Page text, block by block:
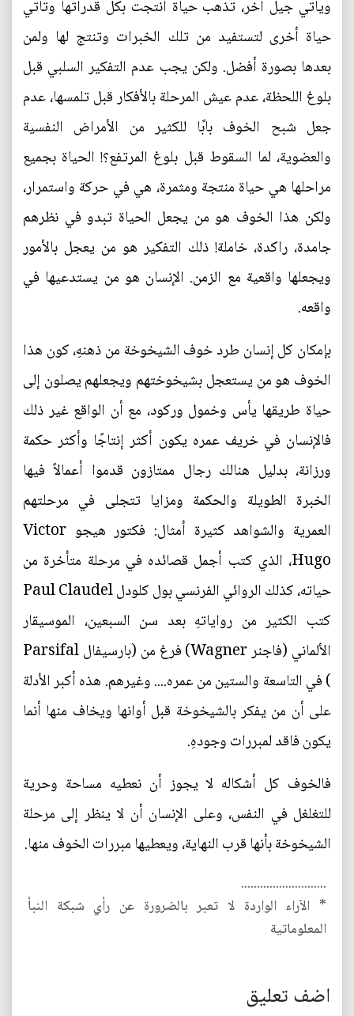
ويأتي جيل آخر، تذهب حياة أنتجت بكل قدراتها وتأتي
حياة أخرى لتستفيد من تلك الخبرات وتنتج لها ولمن
بعدها بصورة أفضل. ولكن يجب عدم التفكير السلبي قبل
بلوغ اللحظة، عدم عيش المرحلة بالأفكار قبل تلمسها، عدم
جعل شبح الخوف بابًا للكثير من الأمراض النفسية
والعضوية، لما السقوط قبل بلوغ المرتفع؟! الحياة بجميع
مراحلها هي حياة منتجة ومثمرة، هي في حركة واستمرار،
ولكن هذا الخوف هو من يجعل الحياة تبدو في نظرهم
جامدة، راكدة، خاملة! ذلك التفكير هو من يعجل بالأمور
ويجعلها واقعية مع الزمن. الإنسان هو من يستدعيها في
واقعه.
بإمكان كل إنسان طرد خوف الشيخوخة من ذهنهِ، كون هذا
الخوف هو من يستعجل بشيخوختهم ويجعلهم يصلون إلى
حياة طريقها يأس وخمول وركود، مع أن الواقع غير ذلك
فالإنسان في خريف عمره يكون أكثر إنتاجًا وأكثر حكمة
ورزانة، بدليل هنالك رجال ممتازون قدموا أعمالاً فيها
الخبرة الطويلة والحكمة ومزايا تتجلى في مرحلتهم
العمرية والشواهد كثيرة أمثال: فكتور هيجو Victor
Hugo، الذي كتب أجمل قصائده في مرحلة متأخرة من
حياته، كذلك الروائي الفرنسي بول كلودل Paul Claudel
كتب الكثير من رواياتهِ بعد سن السبعين، الموسيقار
الألماني (فاجنر Wagner) فرغ من (بارسيفال Parsifal
) في التاسعة والستين من عمره.... وغيرهم. هذه أكبر الأدلة
على أن من يفكر بالشيخوخة قبل أوانها ويخاف منها أنما
يكون فاقد لمبررات وجودهِ.
فالخوف كل أشكاله لا يجوز أن نعطيه مساحة وحرية
للتغلغل في النفس، وعلى الإنسان أن لا ينظر إلى مرحلة
الشيخوخة بأنها قرب النهاية، ويعطيها مبررات الخوف منها.
...........................
* الآراء الواردة لا تعبر بالضرورة عن رأي شبكة النبأ
المعلوماتية
اضف تعليق